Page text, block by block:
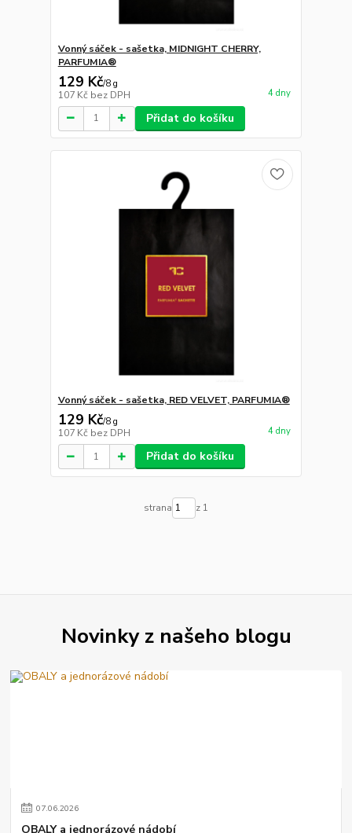
Vonný sáček - sašetka, MIDNIGHT CHERRY,
PARFUMIA®
129 Kč/8 g
107 Kč bez DPH 4 dny
Přidat do košíku
Vonný sáček - sašetka, RED VELVET, PARFUMIA®
129 Kč/8 g
107 Kč bez DPH 4 dny
Přidat do košíku
strana z 1
Novinky z našeho blogu
07.06.2026
OBALY a jednorázové nádobí